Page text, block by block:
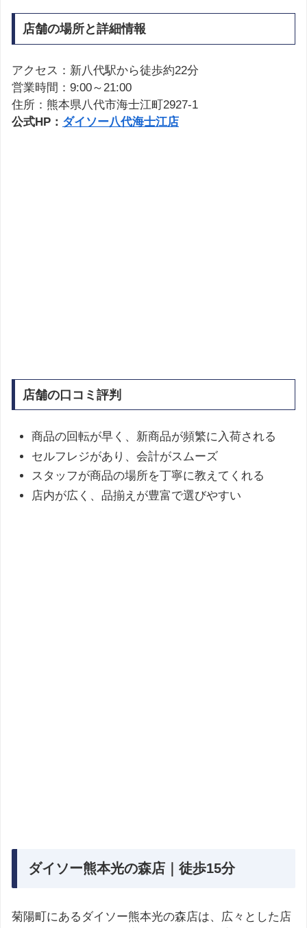
店舗の場所と詳細情報
アクセス：新八代駅から徒歩約22分
営業時間：9:00～21:00
住所：熊本県八代市海士江町2927-1
公式HP： ダイソー八代海士江店
店舗の口コミ評判
商品の回転が早く、新商品が頻繁に入荷される
セルフレジがあり、会計がスムーズ
スタッフが商品の場所を丁寧に教えてくれる
店内が広く、品揃えが豊富で選びやすい
ダイソー熊本光の森店｜徒歩15分
菊陽町にあるダイソー熊本光の森店は、広々とした店